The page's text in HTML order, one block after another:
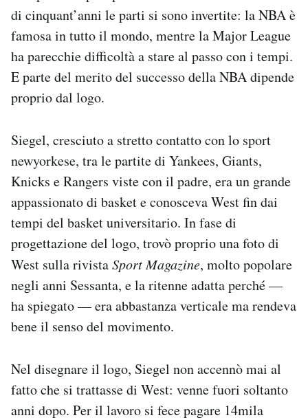
di cinquant’anni le parti si sono invertite: la NBA è
famosa in tutto il mondo, mentre la Major League
ha parecchie difficoltà a stare al passo con i tempi.
E parte del merito del successo della NBA dipende
proprio dal logo.
Siegel, cresciuto a stretto contatto con lo sport
newyorkese, tra le partite di Yankees, Giants,
Knicks e Rangers viste con il padre, era un grande
appassionato di basket e conosceva West fin dai
tempi del basket universitario. In fase di
progettazione del logo, trovò proprio una foto di
West sulla rivistaSport Magazine, molto popolare
negli anni Sessanta, e la ritenne adatta perché —
ha spiegato — era abbastanza verticale ma rendeva
bene il senso del movimento.
Nel disegnare il logo, Siegel non accennò mai al
fatto che si trattasse di West: venne fuori soltanto
anni dopo. Per il lavoro si fece pagare 14mila